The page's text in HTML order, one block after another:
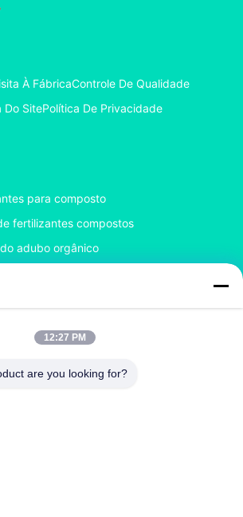
À FábricaControle De Qualidade
Do SitePolítica De Privacidade
para composto
fertilizantes compostos
adubo orgânico
adubo do BB
adubo do rolo
12:27 PM
are you looking for?